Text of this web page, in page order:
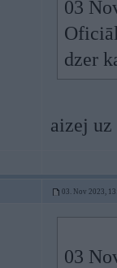
03
dzer
aizej
03. Nov 2023,
03